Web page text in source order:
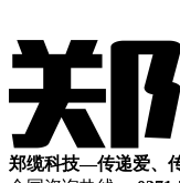
郑缆科技—传递爱、